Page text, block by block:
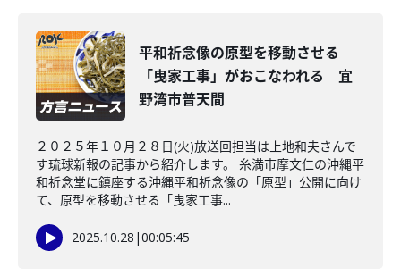
平和祈念像の原型を移動させる
「曳家工事」がおこなわれる 宜
野湾市普天間
２０２５年１０月２８日(火)放送回担当は上地和夫さんで
す琉球新報の記事から紹介します。 糸満市摩文仁の沖縄平
和祈念堂に鎮座する沖縄平和祈念像の「原型」公開に向け
て、原型を移動させる「曳家工事...
2025.10.28 |00:05:45